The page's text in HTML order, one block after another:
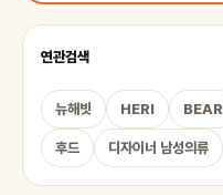
연관검색
뉴해빗 HERI BEAR
후드 디자이너 남성의류